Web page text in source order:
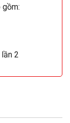
gồm:
2